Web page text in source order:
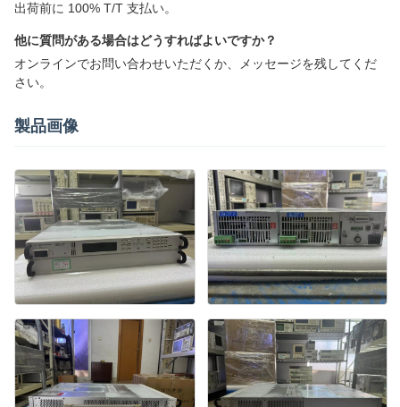
出荷前に 100% T/T 支払い。
他に質問がある場合はどうすればよいですか？
オンラインでお問い合わせいただくか、メッセージを残してくだ
さい。
製品画像